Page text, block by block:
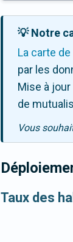
💡 Notre
La carte
par les
Mise à
de
Vous
Taux des